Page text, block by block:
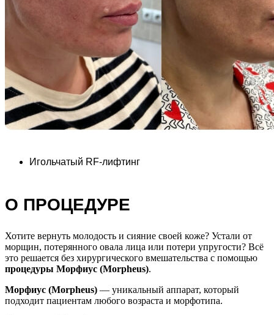
Игольчатый RF-лифтинг
О ПРОЦЕДУРЕ
Хотите вернуть молодость и сияние своей коже? Устали от
морщин, потерянного овала лица или потери упругости? Всё
это решается без хирургического вмешательства с помощью
процедуры Морфиус (Morpheus).
Морфиус (Morpheus) — уникальный аппарат, который
подходит пациентам любого возраста и морфотипа.